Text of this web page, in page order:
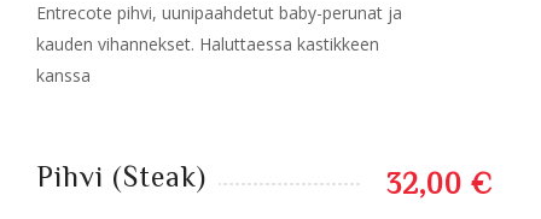
Entrecote pihvi, uunipaahdetut baby-perunat ja
kauden vihannekset. Haluttaessa kastikkeen
kanssa
Pihvi (Steak) 32,00 €